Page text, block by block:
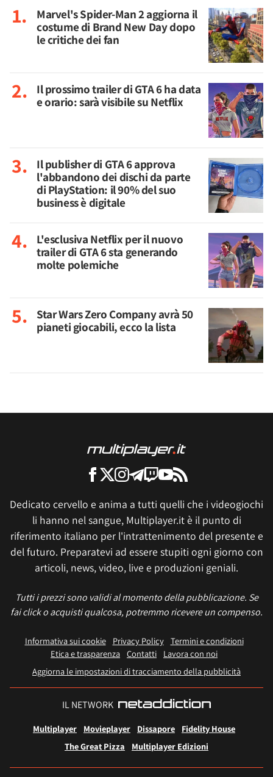
Marvel's Spider-Man 2 aggiorna il
costume di Brand New Day dopo
le critiche dei fan
Il prossimo trailer di GTA 6 ha data
e orario: sarà visibile su Netflix
Il publisher di GTA 6 approva
l'abbandono dei dischi da parte
di PlayStation: il 90% del suo
business è digitale
L'esclusiva Netflix per il nuovo
trailer di GTA 6 sta generando
molte polemiche
Star Wars Zero Company avrà 50
pianeti giocabili, ecco la lista
Dedicato cervello e anima a tutti quelli che i videogiochi
li hanno nel sangue, Multiplayer.it è il punto di
riferimento italiano per l'intrattenimento del presente e
del futuro. Preparatevi ad essere stupiti ogni giorno con
articoli, news, video, live e produzioni geniali.
Tutti i prezzi sono validi al momento della pubblicazione. Se
fai click o acquisti qualcosa, potremmo ricevere un compenso.
Informativa sui cookie Privacy Policy
Termini e condizioni
Etica e trasparenza Contatti
Lavora con noi
Aggiorna le impostazioni di tracciamento della pubblicità
IL NETWORK
Multiplayer Movieplayer Dissapore
Fidelity House
The Great Pizza
Multiplayer Edizioni